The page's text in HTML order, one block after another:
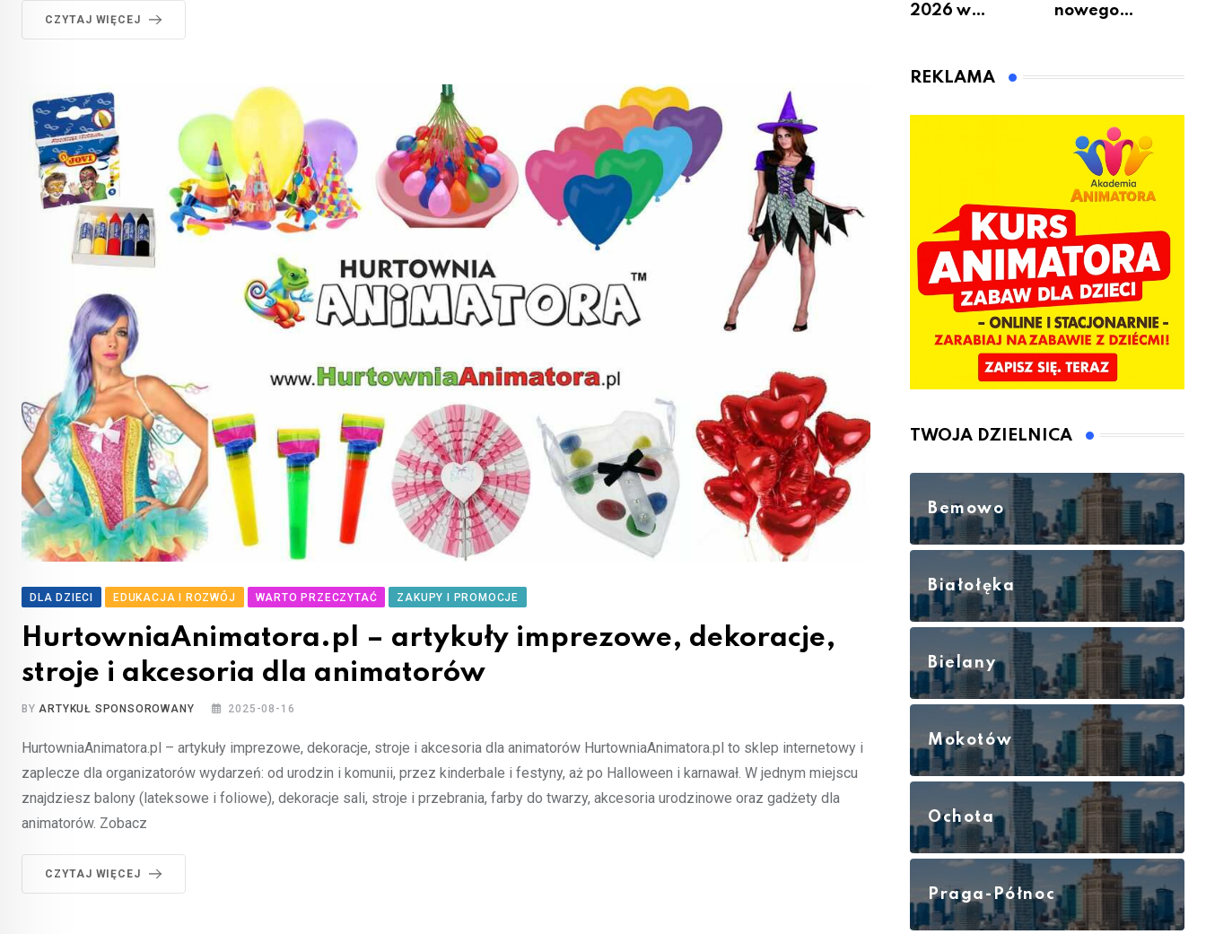
CZYTAJ WIĘCEJ
DLA DZIECI EDUKACJA I ROZWÓJ WARTO PRZECZYTAĆ ZAKUPY I PROMOCJE
HurtowniaAnimatora.pl – artykuły imprezowe, dekoracje,
stroje i akcesoria dla animatorów
BYARTYKUŁ SPONSOROWANY 2025-08-16
HurtowniaAnimatora.pl – artykuły imprezowe, dekoracje, stroje i akcesoria dla animatorów HurtowniaAnimatora.pl to sklep internetowy i
zaplecze dla organizatorów wydarzeń: od urodzin i komunii, przez kinderbale i festyny, aż po Halloween i karnawał. W jednym miejscu
znajdziesz balony (lateksowe i foliowe), dekoracje sali, stroje i przebrania, farby do twarzy, akcesoria urodzinowe oraz gadżety dla
animatorów. Zobacz
CZYTAJ WIĘCEJ
2026 w
się będzie działo
nowego
wpłatą
REKLAMA
TWOJA DZIELNICA
Bemowo
Białołęka
Bielany
Mokotów
Ochota
Praga-Północ